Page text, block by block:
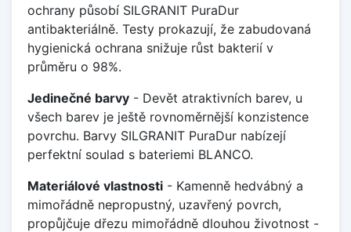
ochrany působí SILGRANIT PuraDur
antibakteriálně. Testy prokazují, že zabudovaná
hygienická ochrana snižuje růst bakterií v
průměru o 98%.
Jedinečné barvy - Devět atraktivních barev, u
všech barev je ještě rovnoměrnější konzistence
povrchu. Barvy SILGRANIT PuraDur nabízejí
perfektní soulad s bateriemi BLANCO.
Materiálové vlastnosti - Kamenně hedvábný a
mimořádně nepropustný, uzavřený povrch,
propůjčuje dřezu mimořádně dlouhou životnost -